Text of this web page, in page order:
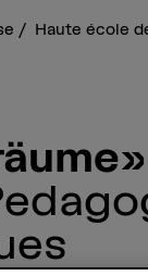
Haute école